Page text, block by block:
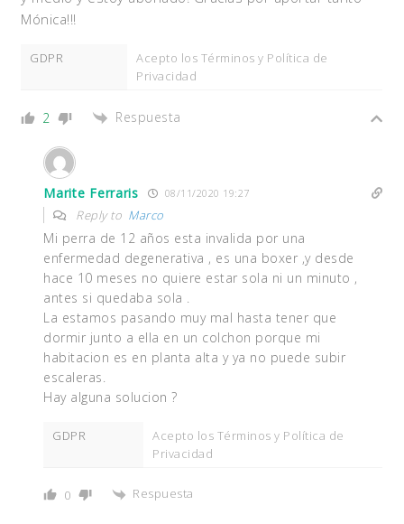
Mónica!!!
GDPR
Acepto los Términos y Política de
Privacidad
2 Respuesta
Marite Ferraris 08/11/2020 19:27
Reply to Marco
Mi perra de 12 años esta invalida por una
enfermedad degenerativa , es una boxer ,y desde
hace 10 meses no quiere estar sola ni un minuto ,
antes si quedaba sola .
La estamos pasando muy mal hasta tener que
dormir junto a ella en un colchon porque mi
habitacion es en planta alta y ya no puede subir
escaleras.
Hay alguna solucion ?
GDPR
Acepto los Términos y Política de
Privacidad
0 Respuesta